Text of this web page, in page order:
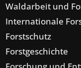
Waldarbeit und
Internationale
Forstschutz
Forstgeschichte